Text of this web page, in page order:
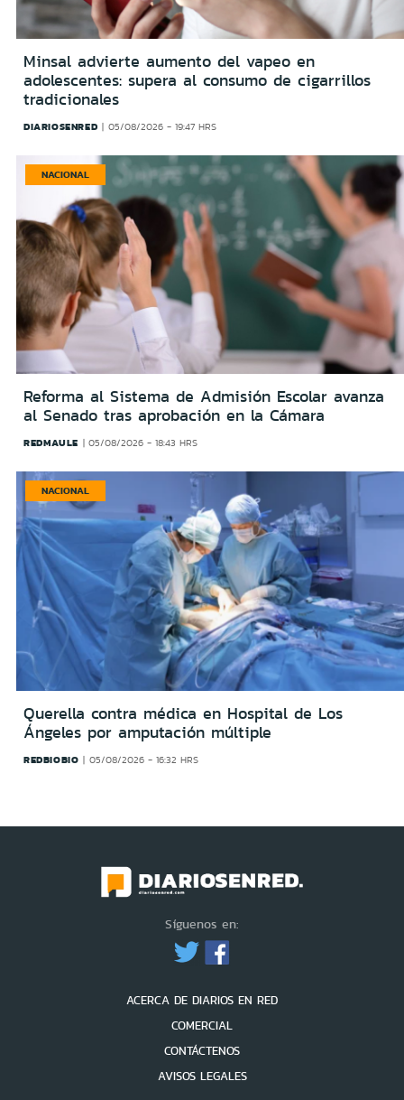
Minsal advierte aumento del vapeo en
adolescentes: supera al consumo de cigarrillos
tradicionales
DIARIOSENRED 05/08/2026 - 19:47 HRS
NACIONAL
Reforma al Sistema de Admisión Escolar avanza
al Senado tras aprobación en la Cámara
REDMAULE 05/08/2026 - 18:43 HRS
NACIONAL
Querella contra médica en Hospital de Los
Ángeles por amputación múltiple
REDBIOBIO 05/08/2026 - 16:32 HRS
Síguenos en:
ACERCA DE DIARIOS EN RED
COMERCIAL
CONTÁCTENOS
AVISOS LEGALES